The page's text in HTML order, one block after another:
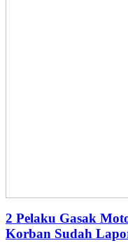
2 Pelaku Gasak
Korban Sudah